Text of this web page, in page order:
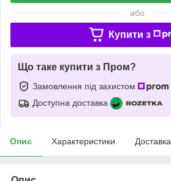
або
Купити з
Що таке купити з Пром?
Замовлення під захистом
Доступна доставка
Опис Характеристики Доставка